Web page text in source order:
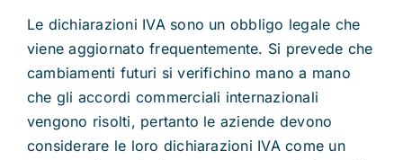
Le dichiarazioni IVA sono un obbligo legale che
viene aggiornato frequentemente. Si prevede che
cambiamenti futuri si verifichino mano a mano
che gli accordi commerciali internazionali
vengono risolti, pertanto le aziende devono
considerare le loro dichiarazioni IVA come un